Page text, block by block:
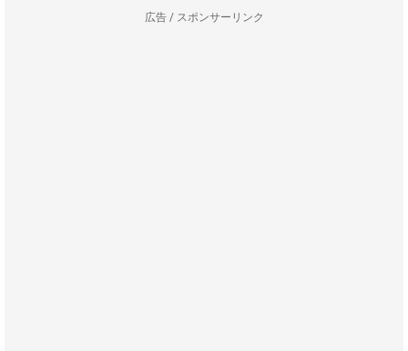
広告 / スポンサーリンク